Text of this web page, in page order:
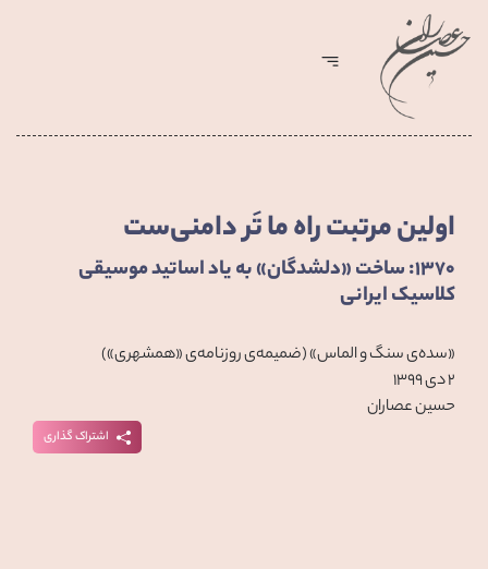
اولین مرتبت راه ما تَر دامنی‌ست
۱۳۷۰: ساخت «دلشدگان» به یاد اساتید موسیقی
کلاسیک ایرانی
«سده‌ی سنگ و الماس» (ضمیمه‌ی روزنامه‌ی «همشهری»)
۲ دی ۱۳۹۹
حسین عصاران
اشتراک گذاری